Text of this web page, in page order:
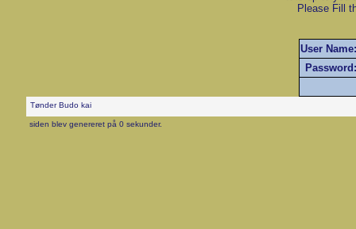
Please Fill
User Name:
Password:
Tønder Budo kai
siden blev genereret på 0 sekunder.